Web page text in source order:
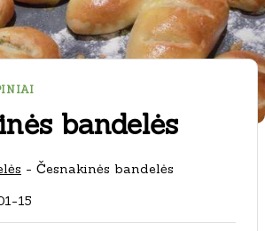
bandelės
- Česnakinės bandelės
15